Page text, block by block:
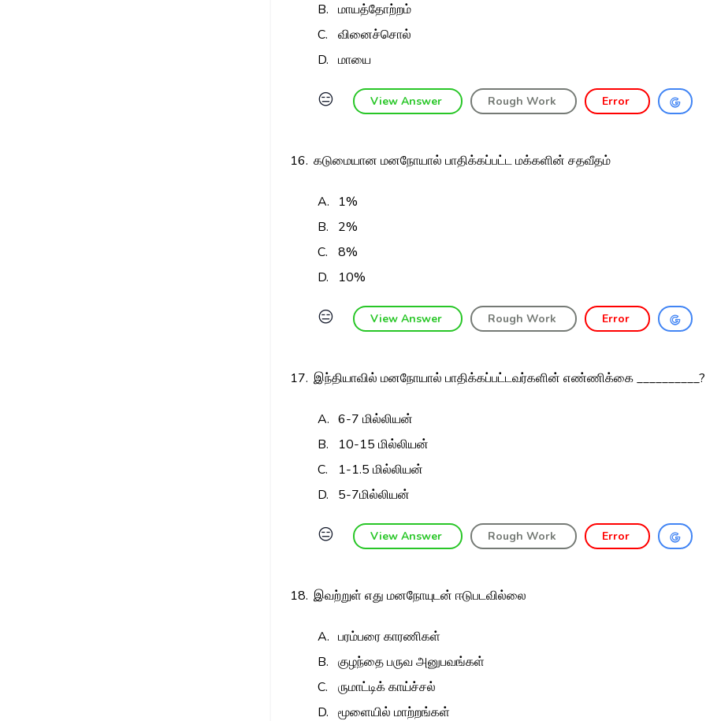
B.
மாயத்தோற்றம்
C.
வினைச்சொல்
D.
மாயை
😑 View Answer Rough Work Error
16. கடுமையான மனநோயால் பாதிக்கப்பட்ட மக்களின் சதவீதம்
A.
1%
B.
2%
C.
8%
D.
10%
😑 View Answer Rough Work Error
17. இந்தியாவில் மனநோயால் பாதிக்கப்பட்டவர்களின் எண்ணிக்கை __________?
A. 6-7 மில்லியன்
B.
10-15 மில்லியன்
C.
1-1.5 மில்லியன்
D.
5-7மில்லியன்
😑 View Answer Rough Work Error
18. இவற்றுள் எது மனநோயுடன் ஈடுபடவில்லை
A. பரம்பரை காரணிகள்
B.
குழந்தை பருவ அனுபவங்கள்
C.
ருமாட்டிக் காய்ச்சல்
D.
மூளையில் மாற்றங்கள்